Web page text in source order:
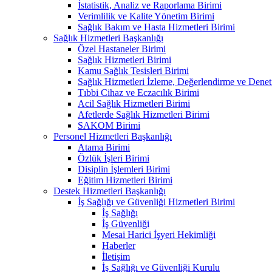
İstatistik, Analiz ve Raporlama Birimi
Verimlilik ve Kalite Yönetim Birimi
Sağlık Bakım ve Hasta Hizmetleri Birimi
Sağlık Hizmetleri Başkanlığı
Özel Hastaneler Birimi
Sağlık Hizmetleri Birimi
Kamu Sağlık Tesisleri Birimi
Sağlık Hizmetleri İzleme, Değerlendirme ve
Tıbbi Cihaz ve Eczacılık Birimi
Acil Sağlık Hizmetleri Birimi
Afetlerde Sağlık Hizmetleri Birimi
SAKOM Birimi
Personel Hizmetleri Başkanlığı
Atama Birimi
Özlük İşleri Birimi
Disiplin İşlemleri Birimi
Eğitim Hizmetleri Birimi
Destek Hizmetleri Başkanlığı
İş Sağlığı ve Güvenliği Hizmetleri Birimi
İş Sağlığı
İş Güvenliği
Mesai Harici İşyeri Hekimliği
Haberler
İletişim
İş Sağlığı ve Güvenliği Kurulu